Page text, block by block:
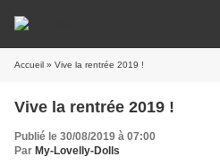
Accueil » Vive la rentrée 2019 !
Vive la rentrée 2019 !
Publié le 30/08/2019 à 07:00
Par My-Lovelly-Dolls